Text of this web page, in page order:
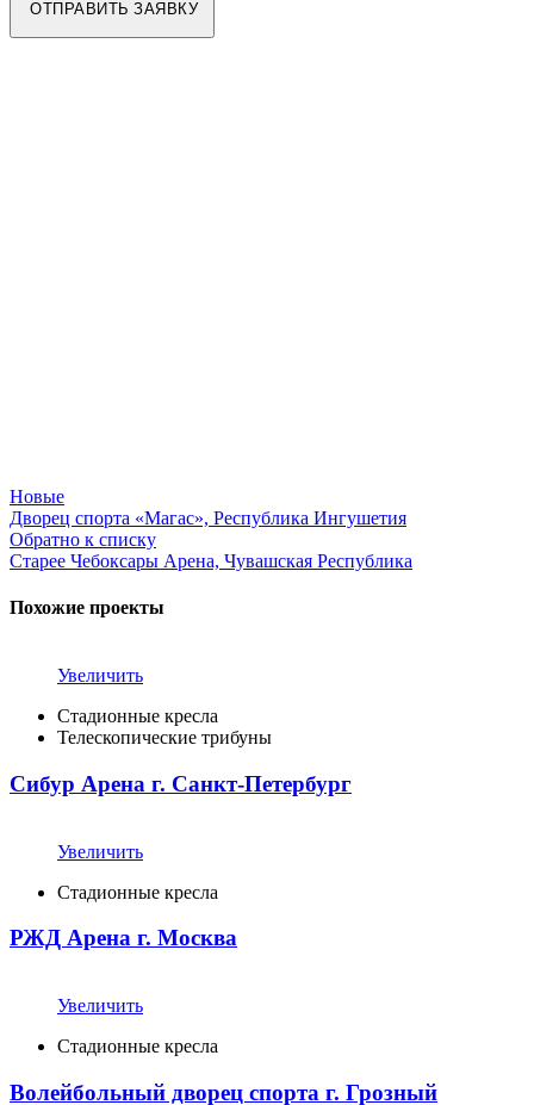
Новые
Дворец спорта «Магас», Республика Ингушетия
Обратно к списку
Старее Чебоксары Арена, Чувашская Республика
Похожие проекты
Увеличить
Стадионные кресла
Телескопические трибуны
Сибур Арена г. Санкт-Петербург
Увеличить
Стадионные кресла
РЖД Арена г. Москва
Увеличить
Стадионные кресла
Волейбольный дворец спорта г. Грозный